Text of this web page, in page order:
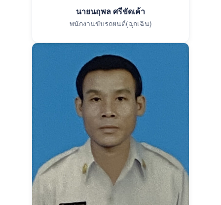
นายนฤพล ศรีขัดเค้า
พนักงานขับรถยนต์(ฉุกเฉิน)